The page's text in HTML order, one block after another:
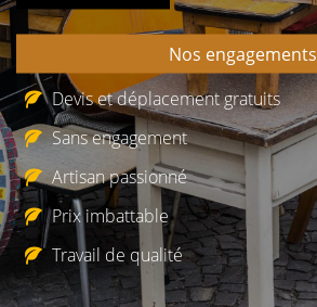
Nos engagements
Devis et déplacement gratuits
Sans engagement
Artisan passionné
Prix imbattable
Travail de qualité